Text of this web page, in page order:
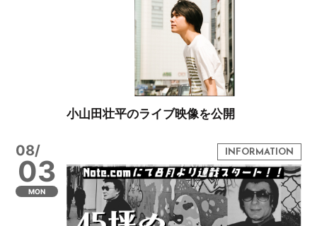
小山田壮平のライブ映像を公開
08/
03
MON